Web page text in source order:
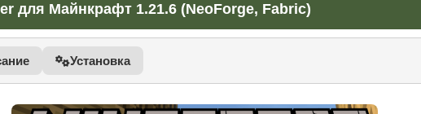
для Майнкрафт 1.21.6 (NeoForge, Fabric)
Установка